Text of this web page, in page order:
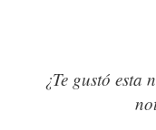
¿Te gustó esta